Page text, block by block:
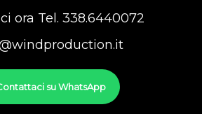
ora Tel. 338.6440072
su WhatsApp